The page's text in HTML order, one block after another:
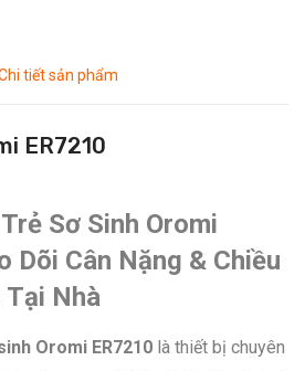
tiết sản phẩm
ER7210
Sơ Sinh Oromi
Dõi Cân Nặng & Chiều
Tại Nhà
Oromi ER7210 là thiết bị chuyên